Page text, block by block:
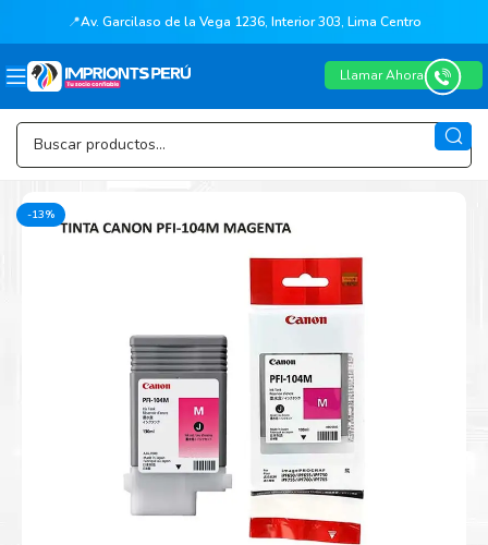
📍Av. Garcilaso de la Vega 1236, Interior 303, Lima Centro
Llamar Ahora
-13%